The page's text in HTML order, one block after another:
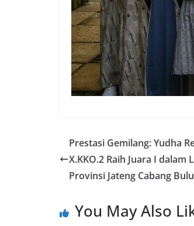
Prestasi Gemilang: Yudha
X.KKO.2 Raih Juara I dalam
Provinsi Jateng Cabang
You May Also